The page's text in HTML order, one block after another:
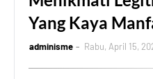
Yang Kaya
adminisme Rabu, April 15,